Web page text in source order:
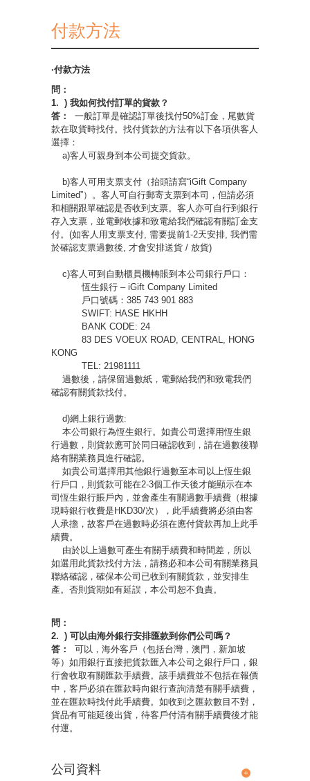
付款方法
·付款方法
問：
1. ) 我如何找付訂單的貨款？
答： 一般訂單是確認訂單後找付50%訂金，尾數貨
款在取貨時找付。找付貨款的方法有以下各項供客人
選擇：
a)客人可親身到本公司提交貨款。
b)客人可用支票支付（抬頭請寫“iGift Company
Limited”）。客人可自行郵寄支票到本司，但請必須
和相關跟單確認是否收到支票。客人亦可自行到銀行
存入支票，並電郵收據和致電給我們確認有關訂金支
付。(如客人用支票支付, 需要提前1-2天安排, 我們需
於確認支票過數後, 才會安排送貨 / 放貨)
c)客人可到自動櫃員機轉賬到本公司銀行戶口：
恆生銀行 – iGift Company Limited
戶口號碼：385 743 901 883
SWIFT: HASE HKHH
BANK CODE: 24
83 DES VOEUX ROAD, CENTRAL, HONG
KONG
TEL: 21981111
過數後，請保留過數紙，電郵給我們和致電我們
確認有關貨款找付。
d)網上銀行過數:
本公司銀行為恆生銀行。如貴公司選擇用恆生銀
行過數，則貨款應可於同日確認收到，請在過數後聯
絡有關業務員進行確認。
如貴公司選擇用其他銀行過數至本司以上恆生銀
行戶口，則貨款可能在2-3個工作天後才能顯示在本
司恆生銀行賬戶內，並會產生有關過數手續費（根據
現時銀行收費是HKD30/次），此手續費將必須由客
人承擔，故客戶在過數時必須在應付貨款再加上此手
續費。
由於以上過數可產生有關手續費和時間差，所以
如選用此貨款找付方法，請務必和本公司有關業務員
聯絡確認，確保本公司已收到有關貨款，並安排生
產。否則貨期如有延誤，本公司恕不負責。
問：
2. ) 可以由海外銀行安排匯款到你們公司嗎？
答： 可以，海外客戶（包括台灣，澳門，新加坡
等）如用銀行直接把貨款匯入本公司 之銀行戶口，銀
行會收取有關匯款手續費。該手續費並不包括在報價
中，客戶必須在匯款時向銀行查詢清楚有關手續費，
並在匯款時找付此手續費。如收到之匯款數目不對，
貨品有可能延後出貨，待客戶付清有關手續費後才能
付運。
公司資料